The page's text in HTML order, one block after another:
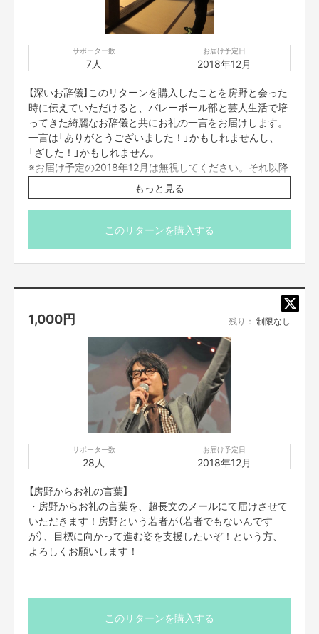
それらの事例をふまえて、僕らは次に活かせるんですから。
世の中の風潮と自分の趣味を照らし合わせた結果、僕は"書籍"で訴えるとい
う幸運に巡りあえました。
自分の本で「歴史のすべてを学んでほしい」なんてことは考えてません（当た
が、「歴史を"知る"キッカケになる」
その一端を、この本は担えるんじゃないかと考えてるんです。
たくさんの方に本を知っていただくため、いろんな書店さんにご挨拶に行っ
てます。
草の根活動だけど、まずは書店員さんにこの本の存在を知ってもらうことこ
そ、書籍の知名度アップになると思ってます。
東京に住んでるので、関東はなんとか足を伸ばせます。
しかし、それ以外の地域となると、ちと難しい……。
そこで今回、みなさんのお力をお借りして、遠方へも赴ける支援をいただき
この『シルクハット』を活用して、全国の書店さんにご挨拶する機会を与え
ていただきたい。
長々と申し訳ありません。
少しでも「背中を押してやりたい」と心動いた方、その真心を分け与えてく
ださい。
何卒、よろしくお願いいたします。
販売業者株式会社よしもとクリエイティブ・エージェンシー
販売責任小菅 佑恭
kosuge.ukyo@yoshimoto.co.jp
リターン毎にプロジェクトページに記載（税込表記）
お支払いにコンビニ決済/ペイジーをご利用の場合、別途
利用料がかかります。
リターン毎に上限数をプロジェクトページに記載
リターン毎にプロジェクトページに記載
お支払い
・クレジットカード決済をご利用の場合
支援募集期間の終了時にお支払いが確定し、カード会社の
定める日に引き落としが行われます。
・コンビニ決済/ペイジーをご利用の場合
ださい。期限を過ぎますと自動的にキャンセルとなります
のでご注意ください。
お支払い
の方法
All or Nothing方式 ・クレジットカード決済
All In方式 ・クレジットカード決済
・コンビニ決済
・ペイジー
返品期限 不良品、発送品間違いの場合は無料で交換させていただき
ます。到着日から7日以内 に上記メールアドレスへご連絡
ください。それ以上経過しますと返品をお受け出来ない場
す。
サポーター数
7人
お届け予定日
2018年12月
【深いお辞儀】このリターンを購入したことを房野と会った
時に伝えていただけると、バレーボール部と芸人生活で培
ってきた綺麗なお辞儀と共にお礼の一言をお届けします。
一言は「ありがとうございました！」かもしれませんし、
「ざした！」かもしれません。
※お届け予定の2018年12月は無視してください。それ以降
もお会いすればお礼申し上げます。
※房野から会いに行くのではなく、お会いするタイミング
があれば執行されるリターンです。
もっと見る
このリターンを購入する
1,000円 残り： 制限なし
サポーター数
28人
お届け予定日
2018年12月
【房野からお礼の言葉】
・房野からお礼の言葉を、超長文のメールにて届けさせて
いただきます！房野という若者が（若者でもないんです
が）、目標に向かって進む姿を支援したいぞ！という方、
よろしくお願いします！
このリターンを購入する